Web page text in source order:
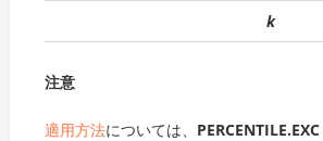
k
注意
適用方法については、 PERCENTILE.EXC